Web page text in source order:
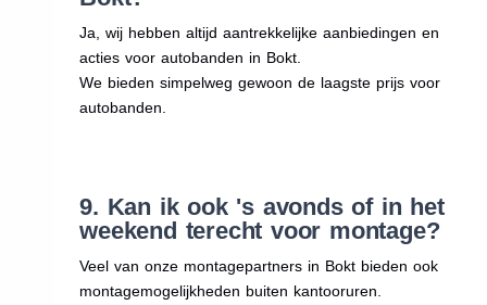
Ja, wij hebben altijd aantrekkelijke aanbiedingen en
acties voor autobanden in Bokt.
We bieden simpelweg gewoon de laagste prijs voor
autobanden.
9. Kan ik ook 's avonds of in het
weekend terecht voor montage?
Veel van onze montagepartners in Bokt bieden ook
montagemogelijkheden buiten kantooruren.